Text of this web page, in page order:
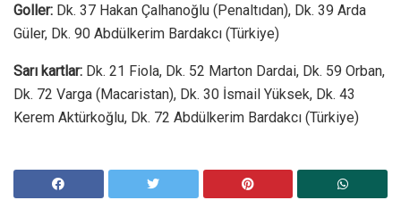
Goller: Dk. 37 Hakan Çalhanoğlu (Penaltıdan), Dk. 39 Arda
Güler, Dk. 90 Abdülkerim Bardakcı (Türkiye)
Sarı kartlar: Dk. 21 Fiola, Dk. 52 Marton Dardai, Dk. 59 Orban,
Dk. 72 Varga (Macaristan), Dk. 30 İsmail Yüksek, Dk. 43
Kerem Aktürkoğlu, Dk. 72 Abdülkerim Bardakcı (Türkiye)